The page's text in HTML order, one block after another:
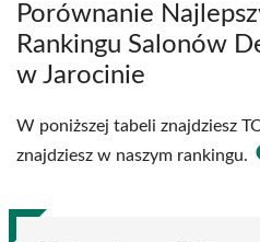
Porównanie
Rankingu Salonów
w Jarocinie
W poniższej tabeli znajdziesz
znajdziesz w naszym rankingu.